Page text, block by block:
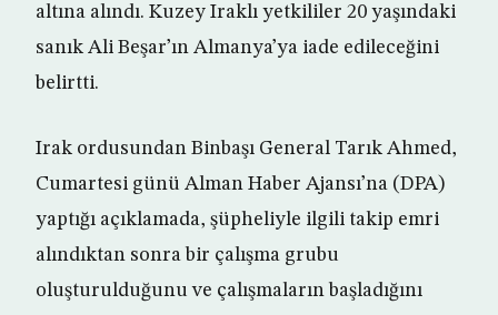
altına alındı. Kuzey Iraklı yetkililer 20 yaşındaki
sanık Ali Beşar’ın Almanya’ya iade edileceğini
belirtti.
Irak ordusundan Binbaşı General Tarık Ahmed,
Cumartesi günü Alman Haber Ajansı’na (DPA)
yaptığı açıklamada, şüpheliyle ilgili takip emri
alındıktan sonra bir çalışma grubu
oluşturulduğunu ve çalışmaların başladığını